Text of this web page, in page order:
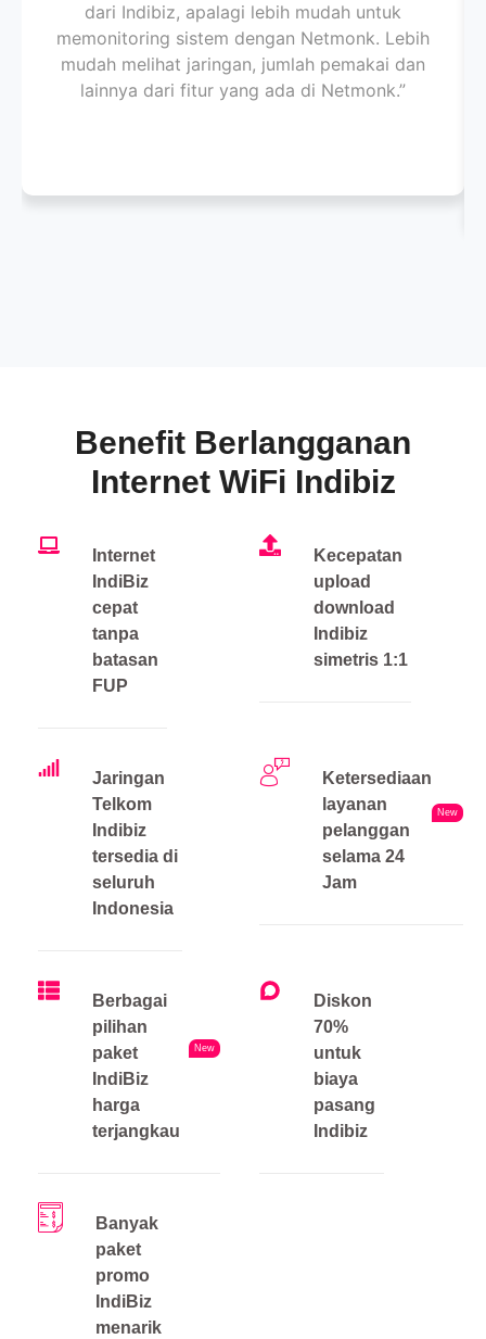
dari Indibiz, apalagi lebih mudah untuk
memonitoring sistem dengan Netmonk. Lebih
mudah melihat jaringan, jumlah pemakai dan
lainnya dari fitur yang ada di Netmonk.”
Benefit Berlangganan
Internet WiFi Indibiz
Internet
IndiBiz
cepat
tanpa
batasan
FUP
Kecepatan
upload
download
Indibiz
simetris 1:1
Jaringan
Telkom
Indibiz
tersedia di
seluruh
Indonesia
Ketersediaan
layanan
pelanggan
selama 24
Jam
New
Berbagai
pilihan
paket
IndiBiz
harga
terjangkau
New
Diskon
70%
untuk
biaya
pasang
Indibiz
Banyak
paket
promo
IndiBiz
menarik